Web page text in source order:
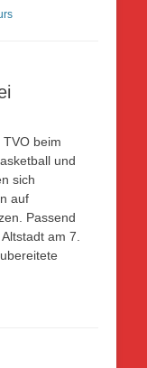
beim
und
sich
auf
Passend
am 7.